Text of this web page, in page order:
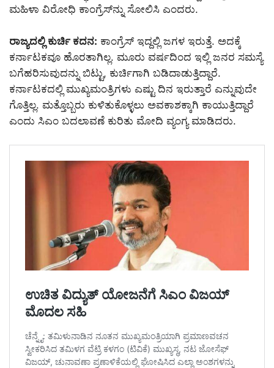
ಮಹಿಳಾ ವಿರೋಧಿ ಕಾಂಗ್ರೆಸ್‌ನ್ನು ಸೋಲಿಸಿ ಎಂದರು.
ರಾಜ್ಯದಲ್ಲಿ ಕುರ್ಚಿ ಕದನ: ಕಾಂಗ್ರೆಸ್‌ ಇದ್ದಲ್ಲಿ ಜಗಳ ಇರುತ್ತೆ. ಅದಕ್ಕೆ
ಕರ್ನಾಟಕವೂ ಹೊರತಾಗಿಲ್ಲ. ಮೂರು ವರ್ಷದಿಂದ ಇಲ್ಲಿ ಜನರ ಸಮಸ್ಯೆ
ಬಗೆಹರಿಸುವುದನ್ನು ಬಿಟ್ಟು, ಕುರ್ಚಿಗಾಗಿ ಬಡಿದಾಡುತ್ತಿದ್ದಾರೆ.
ಕರ್ನಾಟಕದಲ್ಲಿ ಮುಖ್ಯಮಂತ್ರಿಗಳು ಎಷ್ಟು ದಿನ ಇರುತ್ತಾರೆ ಎನ್ನುವುದೇ
ಗೊತ್ತಿಲ್ಲ. ಮತ್ತೊಬ್ಬರು ಕುಳಿತುಕೊಳ್ಳಲು ಅವಕಾಶಕ್ಕಾಗಿ ಕಾಯುತ್ತಿದ್ದಾರೆ
ಎಂದು ಸಿಎಂ ಬದಲಾವಣೆ ಕುರಿತು ಮೋದಿ ವ್ಯಂಗ್ಯ ಮಾಡಿದರು.